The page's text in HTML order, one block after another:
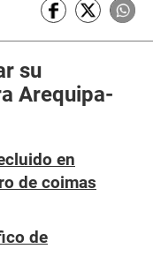
su
Arequipa-
en
de coimas
de